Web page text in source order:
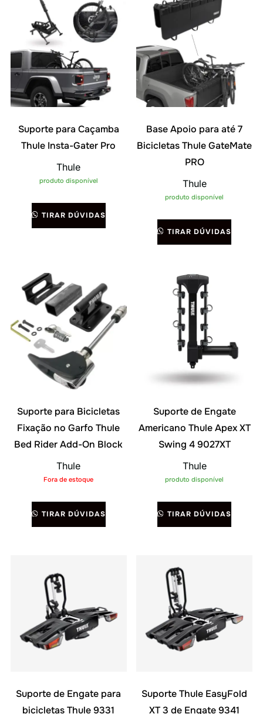
Suporte para Caçamba
Thule Insta-Gater Pro
Thule
produto disponível
TIRAR DÚVIDAS
Base Apoio para até 7
Bicicletas Thule GateMate
PRO
Thule
produto disponível
TIRAR DÚVIDAS
Suporte para Bicicletas
Fixação no Garfo Thule
Bed Rider Add-On Block
Thule
Fora de estoque
TIRAR DÚVIDAS
Suporte de Engate
Americano Thule Apex XT
Swing 4 9027XT
Thule
produto disponível
TIRAR DÚVIDAS
Suporte de Engate para
bicicletas Thule 9331
Suporte Thule EasyFold
XT 3 de Engate 9341